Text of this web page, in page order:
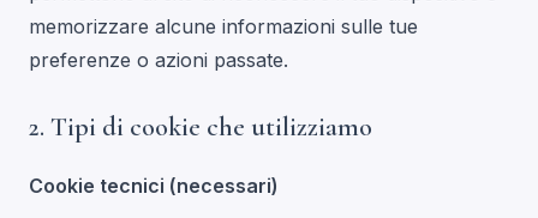
memorizzare alcune informazioni sulle tue
preferenze o azioni passate.
2. Tipi di cookie che utilizziamo
Cookie tecnici (necessari)